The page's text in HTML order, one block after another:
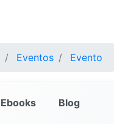
Eventos Evento
Ebooks Blog